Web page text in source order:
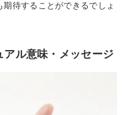
待することができるでしょ
ル意味・メッセージ